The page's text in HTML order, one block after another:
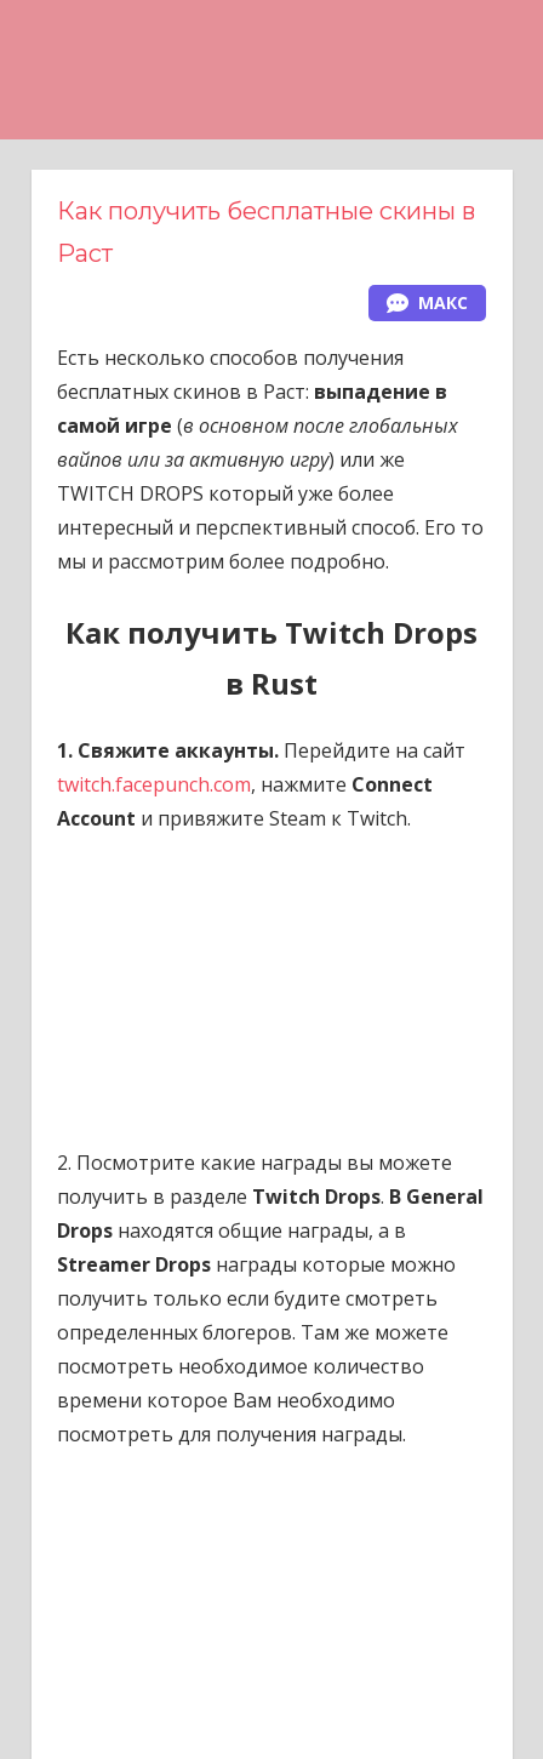
Как получить бесплатные скины в
Раст
МАКС
Есть несколько способов получения
бесплатных скинов в Раст: выпадение в
самой игре (в основном после глобальных
вайпов или за активную игру) или же
TWITCH DROPS который уже более
интересный и перспективный способ. Его то
мы и рассмотрим более подробно.
Как получить Twitch Drops
в Rust
1. Свяжите аккаунты. Перейдите на сайт
twitch.facepunch.com, нажмите Connect
Account и привяжите Steam к Twitch.
2. Посмотрите какие награды вы можете
получить в разделе Twitch Drops. В General
Dropsнаходятся общие награды, а в
Streamer Dropsнаграды которые можно
получить только если будите смотреть
определенных блогеров. Там же можете
посмотреть необходимое количество
времени которое Вам необходимо
посмотреть для получения награды.